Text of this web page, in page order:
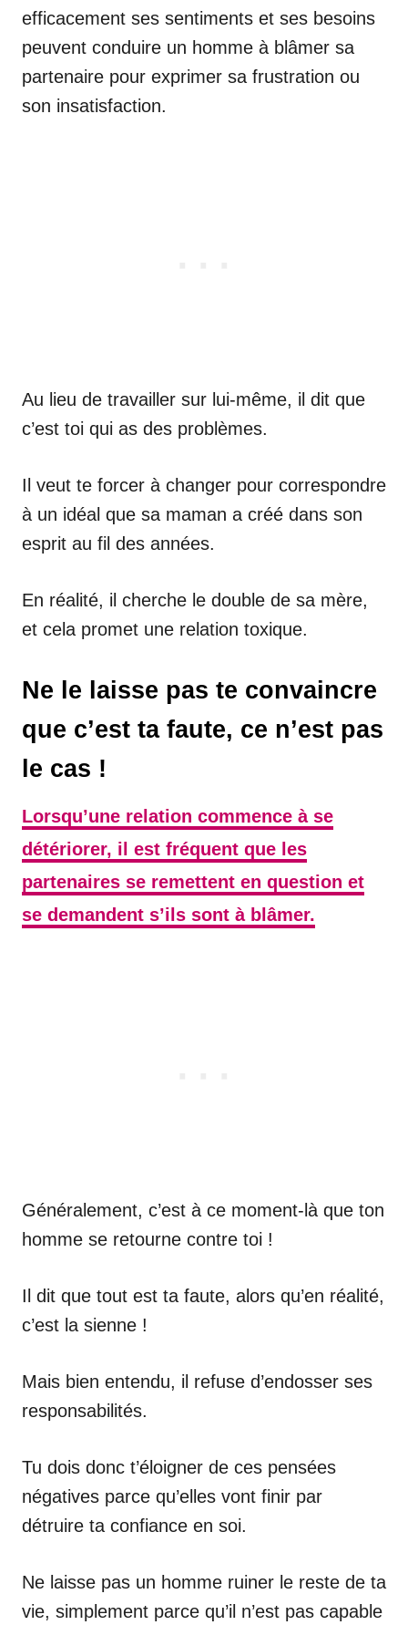
efficacement ses sentiments et ses besoins
peuvent conduire un homme à blâmer sa
partenaire pour exprimer sa frustration ou
son insatisfaction.
Au lieu de travailler sur lui-même, il dit que
c’est toi qui as des problèmes.
Il veut te forcer à changer pour correspondre
à un idéal que sa maman a créé dans son
esprit au fil des années.
En réalité, il cherche le double de sa mère,
et cela promet une relation toxique.
Ne le laisse pas te convaincre
que c’est ta faute, ce n’est pas
le cas !
Lorsqu’une relation commence à se
détériorer, il est fréquent que les
partenaires se remettent en question et
se demandent s’ils sont à blâmer.
Généralement, c’est à ce moment-là que ton
homme se retourne contre toi !
Il dit que tout est ta faute, alors qu’en réalité,
c’est la sienne !
Mais bien entendu, il refuse d’endosser ses
responsabilités.
Tu dois donc t’éloigner de ces pensées
négatives parce qu’elles vont finir par
détruire ta confiance en soi.
Ne laisse pas un homme ruiner le reste de ta
vie, simplement parce qu’il n’est pas capable